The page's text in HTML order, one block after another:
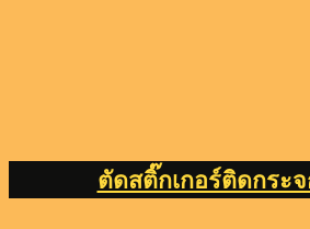
ตัดสติ๊กเกอร์ติดกระ